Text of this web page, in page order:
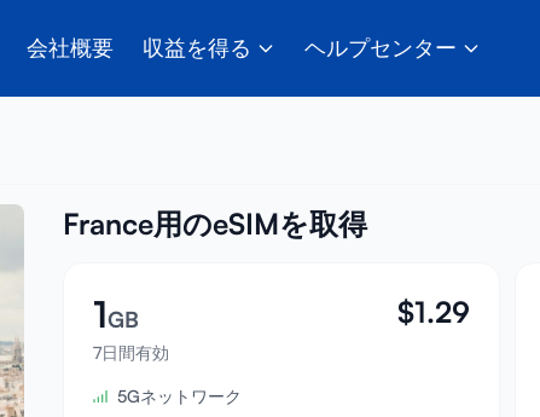
会社概要 収益を得る ヘルプセンター
France用のeSIMを取得
1GB
7日間有効
$1.29
5Gネットワーク